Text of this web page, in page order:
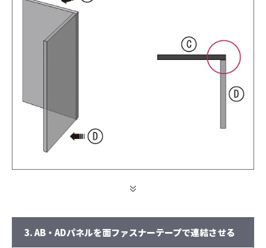
3. AB・ADパネルを面ファスナーテープで連結させる